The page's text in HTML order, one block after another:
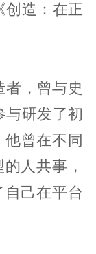
创造：在正
者，曾与史
与研发了初
曾在不同
人共事，
己在平台